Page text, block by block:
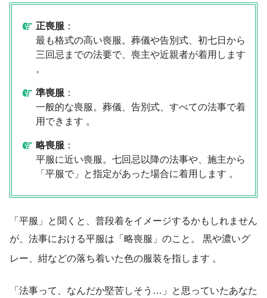
正喪服 ：
最も格式の高い喪服。葬儀や告別式、初七日から
三回忌までの法要で、喪主や近親者が着用します
。
準喪服 ：
一般的な喪服。葬儀、告別式、すべての法事で着
用できます 。
略喪服 ：
平服に近い喪服。七回忌以降の法事や、施主から
「平服で」と指定があった場合に着用します 。
「平服」と聞くと、普段着をイメージするかもしれません
が、法事における平服は「略喪服」のこと。 黒や濃いグ
レー、紺などの落ち着いた色の服装を指します 。
「法事って、なんだか堅苦しそう…」と思っていたあなた